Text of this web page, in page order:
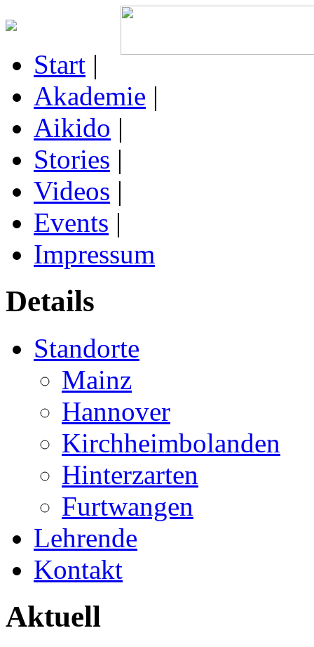
Start |
Akademie |
Aikido |
Stories |
Videos |
Events |
Impressum
Details
Standorte
Mainz
Hannover
Kirchheimbolanden
Hinterzarten
Furtwangen
Lehrende
Kontakt
Aktuell